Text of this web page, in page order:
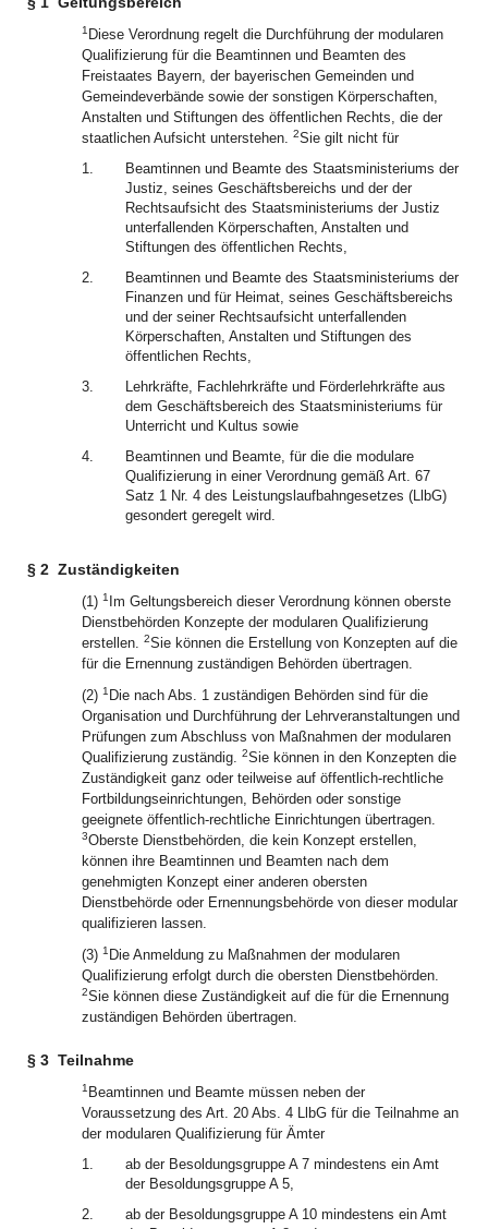
1 Diese Verordnung regelt die Durchführung der modularen
Qualifizierung für die Beamtinnen und Beamten des
Freistaates Bayern, der bayerischen Gemeinden und
Gemeindeverbände sowie der sonstigen Körperschaften,
Anstalten und Stiftungen des öffentlichen Rechts, die der
staatlichen Aufsicht unterstehen. 2Sie gilt nicht für
1.
Beamtinnen und Beamte des Staatsministeriums der
Justiz, seines Geschäftsbereichs und der der
Rechtsaufsicht des Staatsministeriums der Justiz
unterfallenden Körperschaften, Anstalten und
Stiftungen des öffentlichen Rechts,
2.
Beamtinnen und Beamte des Staatsministeriums der
Finanzen und für Heimat, seines Geschäftsbereichs
und der seiner Rechtsaufsicht unterfallenden
Körperschaften, Anstalten und Stiftungen des
öffentlichen Rechts,
3.
Lehrkräfte, Fachlehrkräfte und Förderlehrkräfte aus
dem Geschäftsbereich des Staatsministeriums für
Unterricht und Kultus sowie
4.
Beamtinnen und Beamte, für die die modulare
Qualifizierung in einer Verordnung gemäß Art. 67
Satz 1 Nr. 4 des Leistungslaufbahngesetzes (LlbG)
gesondert geregelt wird.
§ 2 Zuständigkeiten
(1) 1 Im Geltungsbereich dieser Verordnung können oberste
Dienstbehörden Konzepte der modularen Qualifizierung
erstellen. 2Sie können die Erstellung von Konzepten auf die
für die Ernennung zuständigen Behörden übertragen.
(2) 1 Die nach Abs. 1 zuständigen Behörden sind für die
Organisation und Durchführung der Lehrveranstaltungen und
Prüfungen zum Abschluss von Maßnahmen der modularen
Qualifizierung zuständig. 2Sie können in den Konzepten die
Zuständigkeit ganz oder teilweise auf öffentlich-rechtliche
Fortbildungseinrichtungen, Behörden oder sonstige
geeignete öffentlich-rechtliche Einrichtungen übertragen.
3Oberste Dienstbehörden, die kein Konzept erstellen,
können ihre Beamtinnen und Beamten nach dem
genehmigten Konzept einer anderen obersten
Dienstbehörde oder Ernennungsbehörde von dieser modular
qualifizieren lassen.
(3) 1 Die Anmeldung zu Maßnahmen der modularen
Qualifizierung erfolgt durch die obersten Dienstbehörden.
2Sie können diese Zuständigkeit auf die für die Ernennung
zuständigen Behörden übertragen.
§ 3 Teilnahme
1 Beamtinnen und Beamte müssen neben der
Voraussetzung des Art. 20 Abs. 4 LlbG für die Teilnahme an
der modularen Qualifizierung für Ämter
1.
ab der Besoldungsgruppe A 7 mindestens ein Amt
der Besoldungsgruppe A 5,
2.
ab der Besoldungsgruppe A 10 mindestens ein Amt